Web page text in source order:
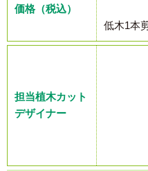
価格（税込）
低木1本
担当植木カット
デザイナー